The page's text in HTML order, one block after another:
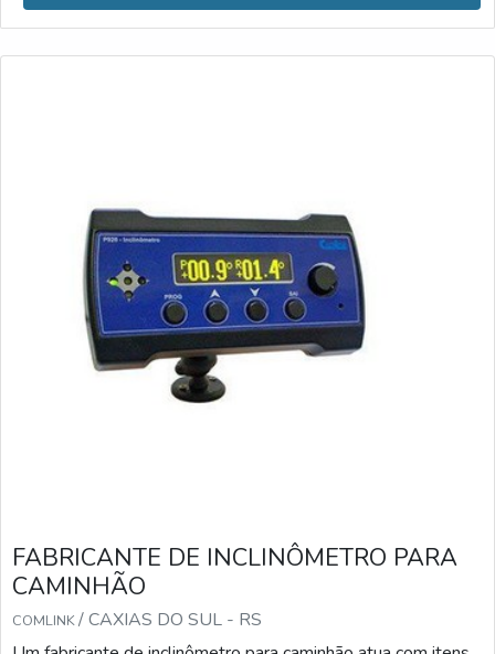
FABRICANTE DE INCLINÔMETRO PARA
CAMINHÃO
COMLINK/ CAXIAS DO SUL - RS